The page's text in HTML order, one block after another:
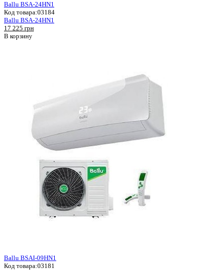
Ballu BSA-24HN1
Код товара:03184
Ballu BSA-24HN1
17 225 грн
В корзину
Ballu BSAI-09HN1
Код товара:03181